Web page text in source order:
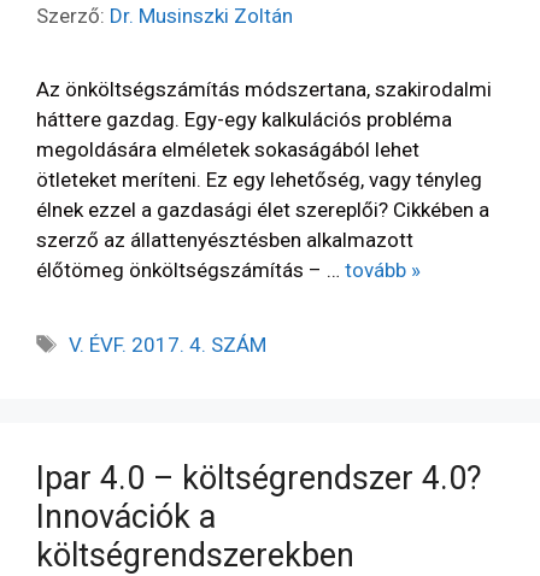
Szerző: Dr. Musinszki Zoltán
Az önköltségszámítás módszertana, szakirodalmi
háttere gazdag. Egy-egy kalkulációs probléma
megoldására elméletek sokaságából lehet
ötleteket meríteni. Ez egy lehetőség, vagy tényleg
élnek ezzel a gazdasági élet szereplői? Cikkében a
szerző az állattenyésztésben alkalmazott
élőtömeg önköltségszámítás – … tovább »
V. ÉVF. 2017. 4. SZÁM
Ipar 4.0 – költségrendszer 4.0?
Innovációk a
költségrendszerekben